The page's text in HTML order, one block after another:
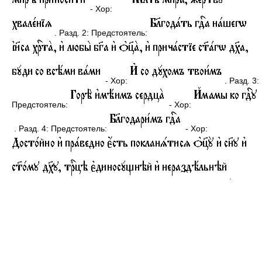
- Хор:
. Разд. 2: Предстоятель:
- Хор: . Разд. 3:
Предстоятель: - Хор:
. Разд. 4: Предстоятель: - Хор: